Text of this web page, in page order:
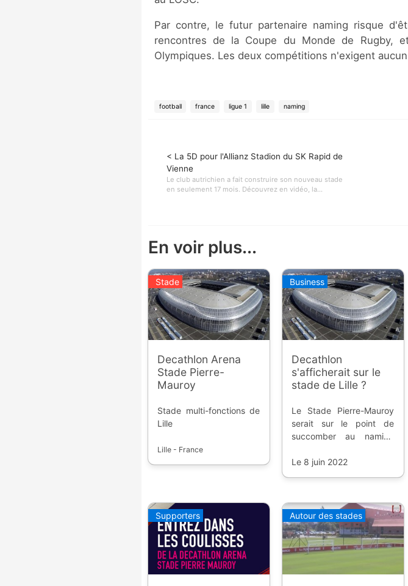
Par contre, le futur partenaire naming risque
rencontres de la Coupe du Monde de Rugby,
Olympiques. Les deux compétitions n'exigent
football france ligue 1 lille naming
< La 5D pour l'Allianz Stadion du SK Rapid de
Vienne
Le club autrichien a fait construire son nouveau stade
en seulement 17 mois. Découvrez en vidéo, la...
En voir plus...
Stade
Decathlon Arena
Stade Pierre-
Mauroy
Stade multi-fonctions de
Lille
Lille - France
Business
Decathlon
s'afficherait sur le
stade de Lille ?
Le Stade Pierre-Mauroy
serait sur le point de
succomber au naming
grande distribution de
Le 8 juin 2022
Supporters Autour des stades